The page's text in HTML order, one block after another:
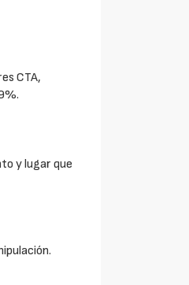
CTA,
y lugar que